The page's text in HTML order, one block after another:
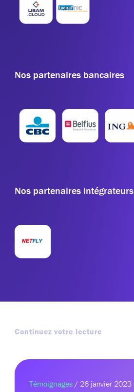
Nos partenaires bancaires
Nos partenaires intégrateurs
Continuez votre lecture
Témoignages / 26 janvier 2023